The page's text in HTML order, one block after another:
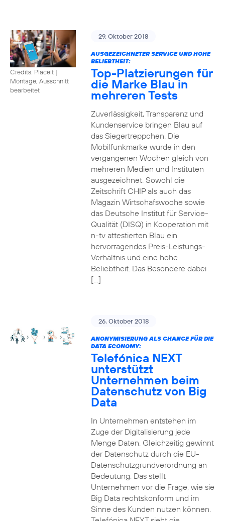
Credits: Placeit |
Montage, Ausschnitt
bearbeitet
29. Oktober 2018
AUSGEZEICHNETER SERVICE UND HOHE
BELIEBTHEIT:
Top-Platzierungen für
die Marke Blau in
mehreren Tests
Zuverlässigkeit, Transparenz und
Kundenservice bringen Blau auf
das Siegertreppchen. Die
Mobilfunkmarke wurde in den
vergangenen Wochen gleich von
mehreren Medien und Instituten
ausgezeichnet. Sowohl die
Zeitschrift CHIP als auch das
Magazin Wirtschafswoche sowie
das Deutsche Institut für Service-
Qualität (DISQ) in Kooperation mit
n-tv attestierten Blau ein
hervorragendes Preis-Leistungs-
Verhältnis und eine hohe
Beliebtheit. Das Besondere dabei
[…]
26. Oktober 2018
ANONYMISIERUNG ALS CHANCE FÜR DIE
DATA ECONOMY:
Telefónica NEXT
unterstützt
Unternehmen beim
Datenschutz von Big
Data
In Unternehmen entstehen im
Zuge der Digitalisierung jede
Menge Daten. Gleichzeitig gewinnt
der Datenschutz durch die EU-
Datenschutzgrundverordnung an
Bedeutung. Das stellt
Unternehmen vor die Frage, wie sie
Big Data rechtskonform und im
Sinne des Kunden nutzen können.